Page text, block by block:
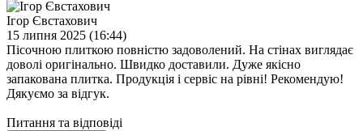
Ігор Євстахович
15 липня 2025 (16:44)
Пісочною плиткою повністю задоволений. На стінах виглядає
доволі оригінально. Швидко доставили. Дуже якісно
запакована плитка. Продукція і сервіс на рівні! Рекомендую!
Дякуємо за відгук.
Питання та відповіді